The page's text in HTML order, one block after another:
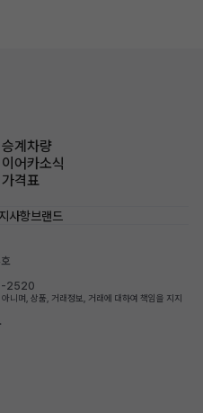
승계차량
이어카소식
가격표
사항브랜드
2520
니며, 상품, 거래정보, 거래에 대하여 책임을 지지